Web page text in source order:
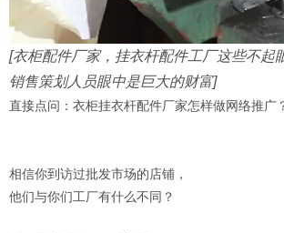
[衣柜配件厂家，挂衣杆配件工厂这些不起
销售策划人员眼中是巨大的财富]
直接点问：衣柜挂衣杆配件厂家怎样做网络推广
相信你到访过批发市场的店铺，
他们与你们工厂有什么不同？